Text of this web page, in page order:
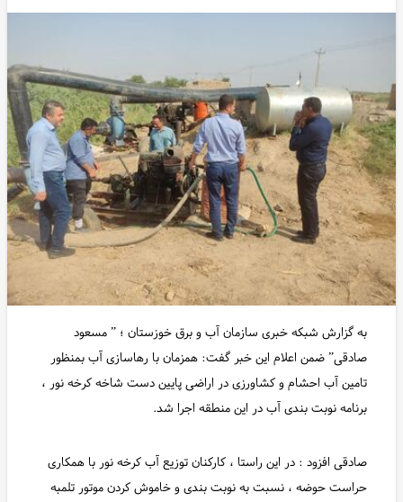
به گزارش شبکه خبری سازمان آب و برق خوزستان ؛ ” مسعود
صادقی” ضمن اعلام این خبر گفت: همزمان با رهاسازی آب بمنظور
تامین آب احشام و کشاورزی در اراضی پایین دست شاخه کرخه نور ،
برنامه نوبت بندی آب در این منطقه اجرا شد.
صادقی افزود : در این راستا ، کارکنان توزیع آب کرخه نور با همکاری
حراست حوضه ، نسبت به نوبت بندی و خاموش کردن موتور تلمبه